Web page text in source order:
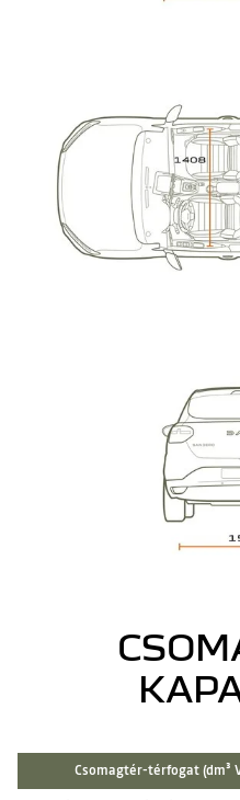
Csomagtér-térfogat (dm³